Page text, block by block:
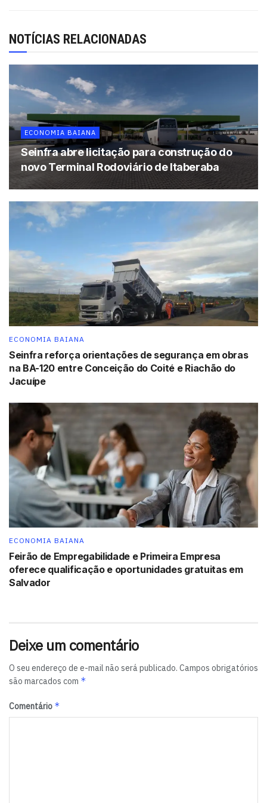
Tags: 4G Ilhéus Vivo
NOTÍCIAS RELACIONADAS
ECONOMIA BAIANA
Seinfra abre licitação para construção do
novo Terminal Rodoviário de Itaberaba
ECONOMIA BAIANA
Seinfra reforça orientações de segurança em obras
na BA-120 entre Conceição do Coité e Riachão do
Jacuípe
ECONOMIA BAIANA
Feirão de Empregabilidade e Primeira Empresa
oferece qualificação e oportunidades gratuitas em
Salvador
Deixe um comentário
O seu endereço de e-mail não será publicado. Campos obrigatórios
são marcados com *
Comentário *